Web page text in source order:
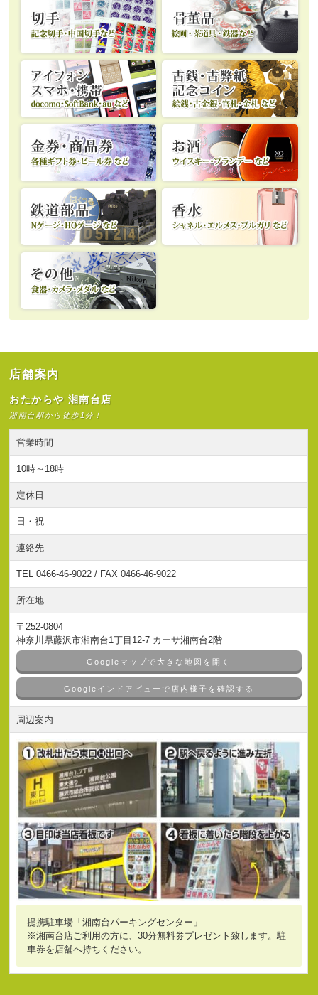
店舗案内
おたからや 湘南台店
湘南台駅から徒歩1分！
営業時間
10時～18時
定休日
日・祝
連絡先
TEL 0466-46-9022 / FAX 0466-46-9022
所在地
〒252-0804
神奈川県藤沢市湘南台1丁目12-7 カーサ湘南台2階
Googleマップで大きな地図を開く
Googleインドアビューで店内様子を確認する
周辺案内
提携駐車場「湘南台パーキングセンター」
※湘南台店ご利用の方に、30分無料券プレゼント致します。駐
車券を店舗へ持ちください。